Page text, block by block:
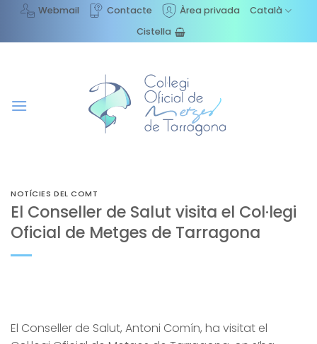
content
Webmail Contacte Àrea privada
Català
Cistella
NOTÍCIES DEL COMT
El Conseller de Salut visita el Col·legi
Oficial de Metges de Tarragona
El Conseller de Salut, Antoni Comín, ha visitat el